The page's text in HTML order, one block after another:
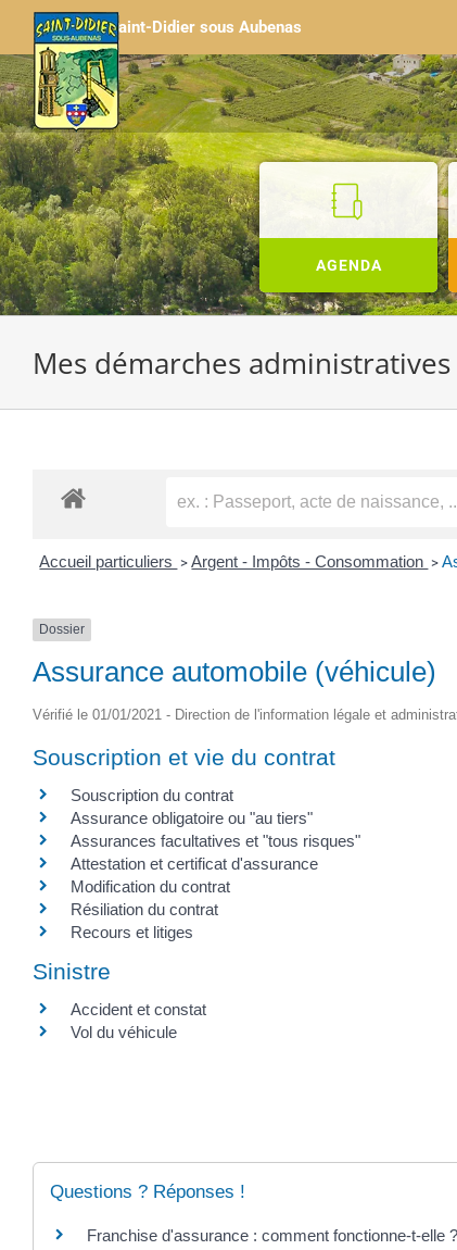
Passer
contenu
Saint-Didier sous Aubenas
AGENDA
Mes démarches administratives
Accueil particuliers > Argent - Impôts - Consommation >
Dossier
Assurance automobile (véhicule)
Vérifié le 01/01/2021 - Direction de l'information légale et
Souscription et vie du contrat
Souscription du contrat
Assurance obligatoire ou "au tiers"
Assurances facultatives et "tous risques"
Attestation et certificat d'assurance
Modification du contrat
Résiliation du contrat
Recours et litiges
Sinistre
Accident et constat
Vol du véhicule
Questions ? Réponses !
Franchise d'assurance : comment fonctionne-t-elle ?